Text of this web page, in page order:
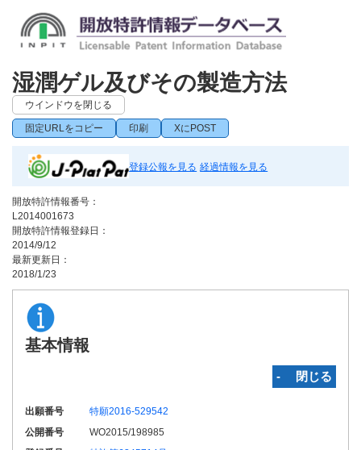
湿潤ゲル及びその製造方法
ウインドウを閉じる
固定URLをコピー 印刷 XにPOST
登録公報を見る 経過情報を見る
開放特許情報番号：
L2014001673
開放特許情報登録日：
2014/9/12
最新更新日：
2018/1/23
基本情報
‐ 閉じる
出願番号
特願2016-529542
公開番号
WO2015/198985